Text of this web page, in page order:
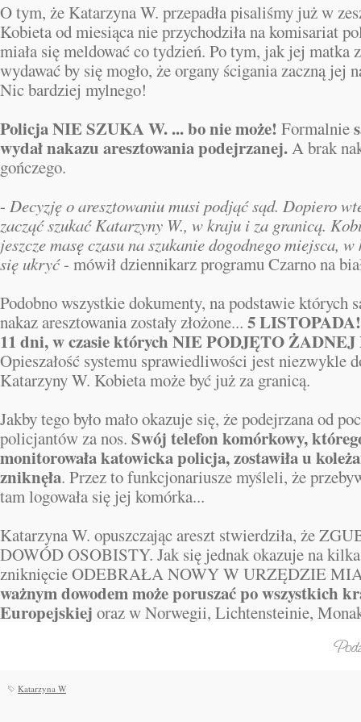
O tym, że Katarzyna W. przepadła pisaliśmy już w
Kobieta od miesiąca nie przychodziła na komisariat
miała się meldować co tydzień. Po tym, jak jej matka
wydawać by się mogło, że organy ścigania zaczną jej
Nic bardziej mylnego!
Policja NIE SZUKA W. ... bo nie może! Formalnie
wydał nakazu aresztowania podejrzanej.A brak
gończego.
- Decyzję o aresztowaniu musi podjąć sąd. Dopiero
zacząć szukać Katarzyny W., w kraju i za granicą.
jeszcze masę czasu na szukanie dogodnego miejsca,
się ukryć- mówił dziennikarz programu Czarno na
Podobno wszystkie dokumenty, na podstawie których
nakaz aresztowania zostały złożone... 5
11 dni, w czasie których NIE PODJĘTO
Opieszałość systemu sprawiedliwości jest niezwykle
Katarzyny W. Kobieta może być już za granicą.
Jakby tego było mało okazuje się, że podejrzana od
policjantów za nos. Swój telefon komórkowy,
monitorowała katowicka policja, zostawiła u
zniknęła. Przez to funkcjonariusze myśleli, że
tam logowała się jej komórka...
Katarzyna W. opuszczając areszt stwierdziła, że
DOWÓD OSOBISTY. Jak się jednak okazuje na
zniknięcie ODEBRAŁA NOWY W URZĘDZIE
ważnym dowodem może poruszać po wszystkich
Europejskiej oraz w Norwegii, Lichtensteinie,
Katarzyna W